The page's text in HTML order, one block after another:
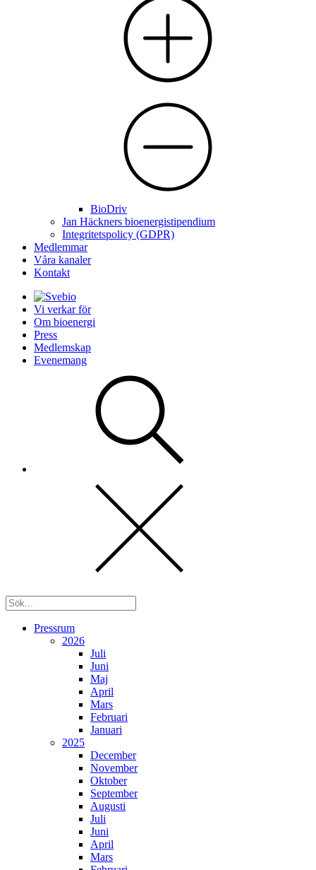
BioDriv
Jan Häckners bioenergistipendium
Integritetspolicy (GDPR)
Medlemmar
Våra kanaler
Kontakt
Vi verkar för
Om bioenergi
Press
Medlemskap
Evenemang
Pressrum
2026
Juli
Juni
Maj
April
Mars
Februari
Januari
2025
December
November
Oktober
September
Augusti
Juli
Juni
April
Mars